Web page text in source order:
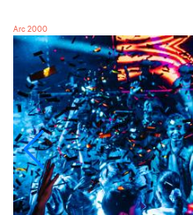
Arc 2000